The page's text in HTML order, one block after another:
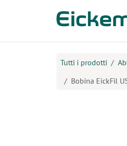
Tutti i prodotti
Bobina EickFil